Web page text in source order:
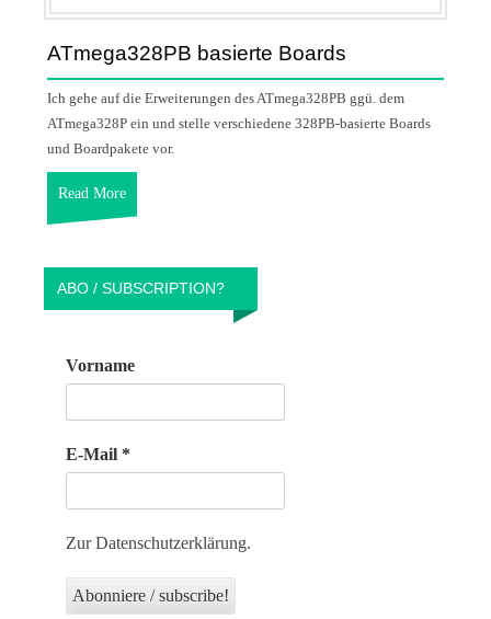
ATmega328PB basierte Boards
Ich gehe auf die Erweiterungen des ATmega328PB ggü. dem
ATmega328P ein und stelle verschiedene 328PB-basierte Boards
und Boardpakete vor.
Read More
ABO / SUBSCRIPTION?
Vorname
E-Mail *
Zur Datenschutzerklärung.